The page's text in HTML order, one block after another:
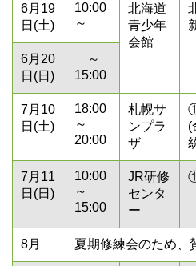
6月19
日(土)
10:00
～
北海道
青少年
会館
6月20
日(日)
～
15:00
7月10
日(土)
18:00
～
20:00
札幌サ
ンプラ
ザ
(
7月11
日(日)
10:00
～
15:00
JR研修
センタ
ー
8月 夏期修練会のため、